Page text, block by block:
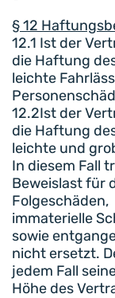
§ 12
12.1 Ist der
die Haftung
leichte
12.2Ist der
die Haftung
leichte und
In diesem Fall
Beweislast für
Folgeschäden,
immaterielle
sowie
nicht ersetzt.
jedem Fall
Höhe des